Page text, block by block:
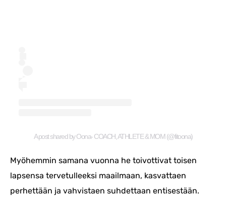
A post shared by Oona- COACH, ATHLETE & MOM (@fitoona)
Myöhemmin samana vuonna he toivottivat toisen
lapsensa tervetulleeksi maailmaan, kasvattaen
perhettään ja vahvistaen suhdettaan entisestään.